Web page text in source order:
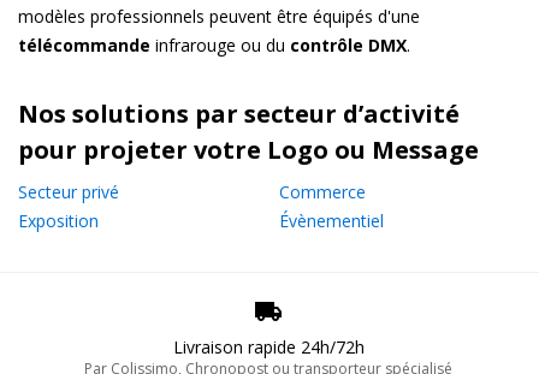
modèles professionnels peuvent être équipés d'une
télécommande infrarouge ou du contrôle DMX.
Nos solutions par secteur d’activité
pour projeter votre Logo ou Message
Secteur privé
Commerce
Exposition
Évènementiel
Livraison rapide 24h/72h
Par Colissimo, Chronopost ou transporteur spécialisé